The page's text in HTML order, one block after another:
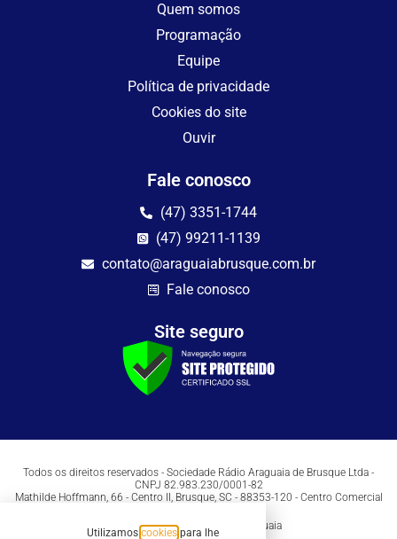
Quem somos
Programação
Equipe
Política de privacidade
Cookies do site
Ouvir
Fale conosco
(47) 3351-1744
(47) 99211-1139
contato@araguaiabrusque.com.br
Fale conosco
Site seguro
Todos os direitos reservados - Sociedade Rádio Araguaia de Brusque Ltda -
CNPJ 82.983.230/0001-82
Mathilde Hoffmann, 66 - Centro II, Brusque, SC - 88353-120 - Centro Comercial
Copyright © 2026 | Rádio Araguaia
Utilizamos cookies para lhe